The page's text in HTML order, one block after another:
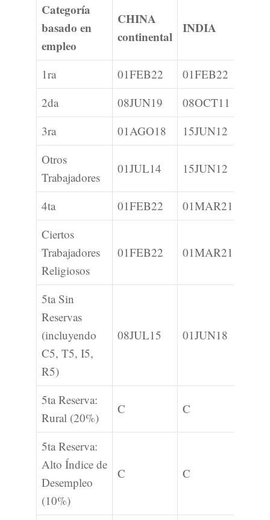
Categoría
basado en
empleo
CHINA
continental
INDIA
1ra 01FEB22 01FEB22
2da
08JUN19 08OCT11
3ra
01AGO18 15JUN12
Otros
Trabajadores
01JUL14 15JUN12
4ta 01FEB22 01MAR21
Ciertos
Trabajadores
Religiosos
01FEB22 01MAR21
5ta Sin
Reservas
(incluyendo
C5, T5, I5,
R5)
08JUL15 01JUN18
5ta Reserva:
Rural (20%)
C C
5ta Reserva:
Alto Índice de
Desempleo
(10%)
C C